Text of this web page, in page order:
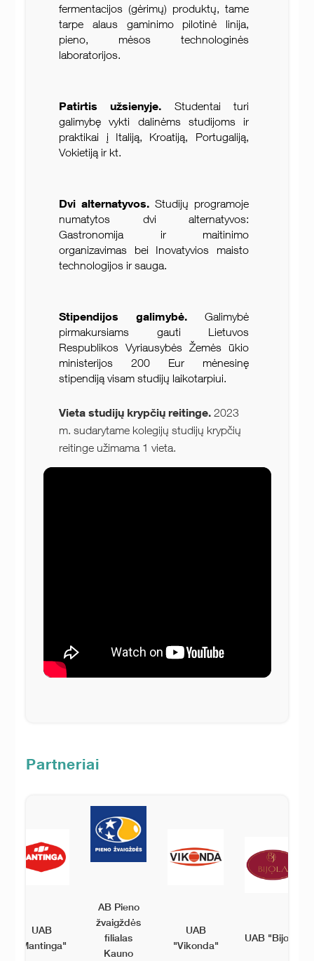
fermentacijos (gėrimų) produktų, tame
tarpe alaus gaminimo pilotinė linija,
pieno, mėsos technologinės
laboratorijos.
Patirtis užsienyje. Studentai turi
galimybę vykti dalinėms studijoms ir
praktikai į Italiją, Kroatiją, Portugaliją,
Vokietiją ir kt.
Dvi alternatyvos. Studijų programoje
numatytos dvi alternatyvos:
Gastronomija ir maitinimo
organizavimas bei Inovatyvios maisto
technologijos ir sauga.
Stipendijos galimybė. Galimybė
pirmakursiams gauti Lietuvos
Respublikos Vyriausybės Žemės ūkio
ministerijos 200 Eur mėnesinę
stipendiją visam studijų laikotarpiui.
Vieta studijų krypčių reitinge. 2023
m. sudarytame kolegijų studijų krypčių
reitinge užimama 1 vieta.
Partneriai
UAB
"Mantinga"
AB Pieno
žvaigždės
filialas
Kauno
UAB
"Vikonda"
UAB "Bijola"